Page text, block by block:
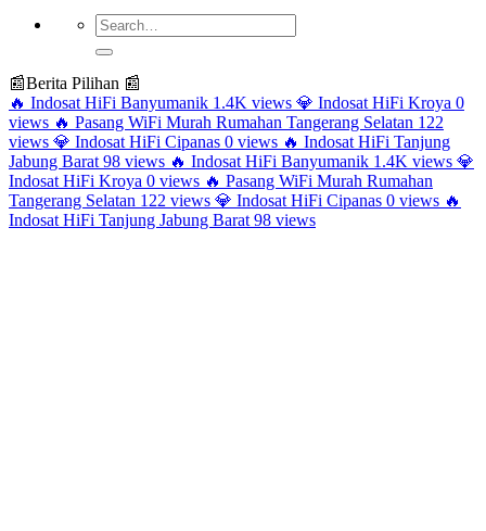
📰Berita Pilihan 📰
🔥 Indosat HiFi Banyumanik 1.4K views 💎 Indosat HiFi Kroya 0
views 🔥 Pasang WiFi Murah Rumahan Tangerang Selatan 122
views 💎 Indosat HiFi Cipanas 0 views 🔥 Indosat HiFi Tanjung
Jabung Barat 98 views 🔥 Indosat HiFi Banyumanik 1.4K views 💎
Indosat HiFi Kroya 0 views 🔥 Pasang WiFi Murah Rumahan
Tangerang Selatan 122 views 💎 Indosat HiFi Cipanas 0 views 🔥
Indosat HiFi Tanjung Jabung Barat 98 views